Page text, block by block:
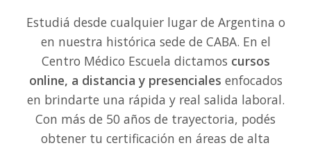
Estudiá desde cualquier lugar de Argentina o
en nuestra histórica sede de CABA. En el
Centro Médico Escuela dictamos cursos
online, a distancia y presenciales enfocados
en brindarte una rápida y real salida laboral.
Con más de 50 años de trayectoria, podés
obtener tu certificación en áreas de alta